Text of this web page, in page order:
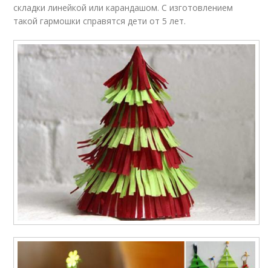
складки линейкой или карандашом. С изготовлением
такой гармошки справятся дети от 5 лет.